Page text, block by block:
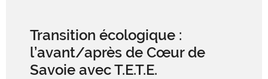
Transition écologique :
l’avant/après de Cœur de
Savoie avec T.E.T.E.